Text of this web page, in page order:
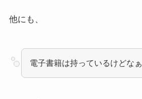
他にも、
電子書籍は持っているけどなぁ